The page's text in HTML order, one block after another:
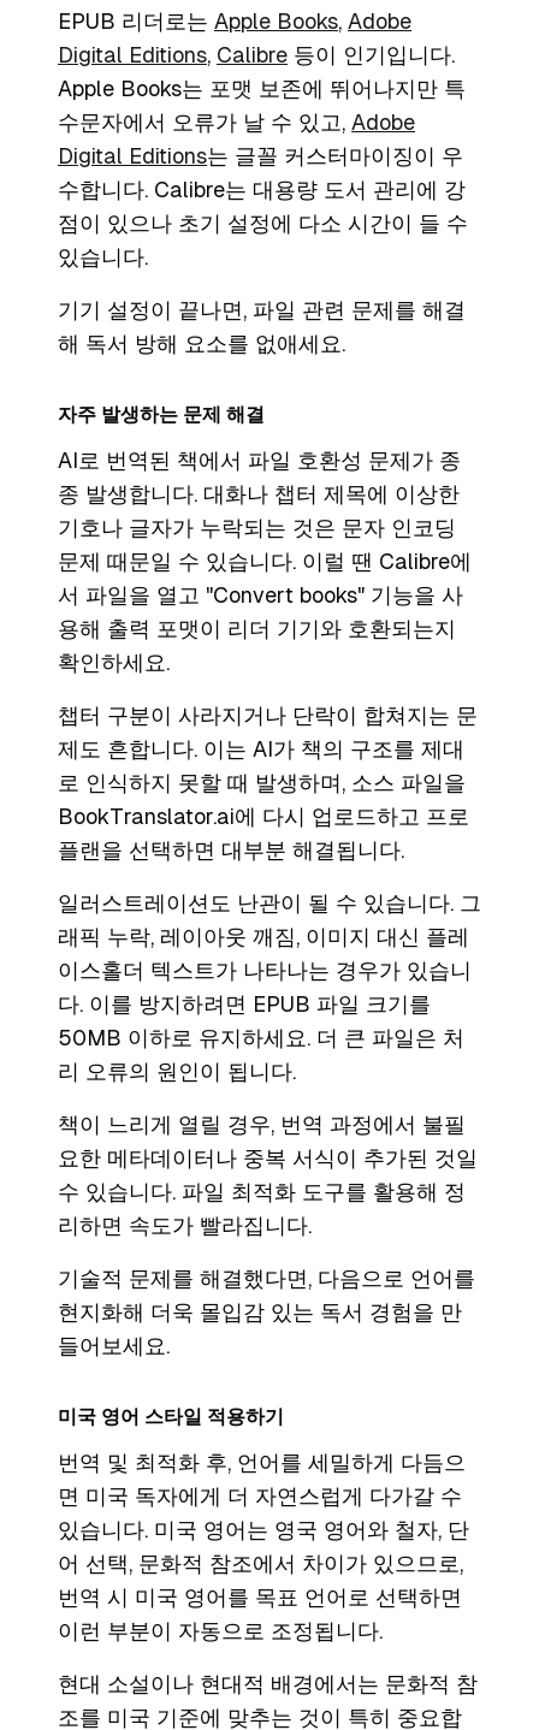
EPUB 리더로는 Apple Books, Adobe
Digital Editions, Calibre 등이 인기입니다.
Apple Books는 포맷 보존에 뛰어나지만 특
수문자에서 오류가 날 수 있고, Adobe
Digital Editions는 글꼴 커스터마이징이 우
수합니다. Calibre는 대용량 도서 관리에 강
점이 있으나 초기 설정에 다소 시간이 들 수
있습니다.
기기 설정이 끝나면, 파일 관련 문제를 해결
해 독서 방해 요소를 없애세요.
자주 발생하는 문제 해결
AI로 번역된 책에서 파일 호환성 문제가 종
종 발생합니다. 대화나 챕터 제목에 이상한
기호나 글자가 누락되는 것은 문자 인코딩
문제 때문일 수 있습니다. 이럴 땐 Calibre에
서 파일을 열고 "Convert books" 기능을 사
용해 출력 포맷이 리더 기기와 호환되는지
확인하세요.
챕터 구분이 사라지거나 단락이 합쳐지는 문
제도 흔합니다. 이는 AI가 책의 구조를 제대
로 인식하지 못할 때 발생하며, 소스 파일을
BookTranslator.ai에 다시 업로드하고 프로
플랜을 선택하면 대부분 해결됩니다.
일러스트레이션도 난관이 될 수 있습니다. 그
래픽 누락, 레이아웃 깨짐, 이미지 대신 플레
이스홀더 텍스트가 나타나는 경우가 있습니
다. 이를 방지하려면 EPUB 파일 크기를
50MB 이하로 유지하세요. 더 큰 파일은 처
리 오류의 원인이 됩니다.
책이 느리게 열릴 경우, 번역 과정에서 불필
요한 메타데이터나 중복 서식이 추가된 것일
수 있습니다. 파일 최적화 도구를 활용해 정
리하면 속도가 빨라집니다.
기술적 문제를 해결했다면, 다음으로 언어를
현지화해 더욱 몰입감 있는 독서 경험을 만
들어보세요.
미국 영어 스타일 적용하기
번역 및 최적화 후, 언어를 세밀하게 다듬으
면 미국 독자에게 더 자연스럽게 다가갈 수
있습니다. 미국 영어는 영국 영어와 철자, 단
어 선택, 문화적 참조에서 차이가 있으므로,
번역 시 미국 영어를 목표 언어로 선택하면
이런 부분이 자동으로 조정됩니다.
현대 소설이나 현대적 배경에서는 문화적 참
조를 미국 기준에 맞추는 것이 특히 중요합